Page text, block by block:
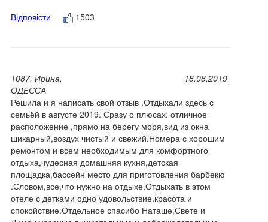
Відповісти
1503
1087. Ирина,
ОДЕССА
18.08.2019
Решила и я написать свой отзыв .Отдыхали здесь с
семьёй в августе 2019. Сразу о плюсах: отличное
расположение ,прямо на берегу моря,вид из окна
шикарный,воздух чистый и свежий.Номера с хорошим
ремонтом и всем необходимым для комфортного
отдыха,чудесная домашняя кухня,детская
площадка,бассейн место для приготовления барбекю
.Словом,все,что нужно на отдыхе.Отдыхать в этом
отеле с детками одно удовольствие,красота и
спокойствие.Отдельное спасибо Наташе,Свете и